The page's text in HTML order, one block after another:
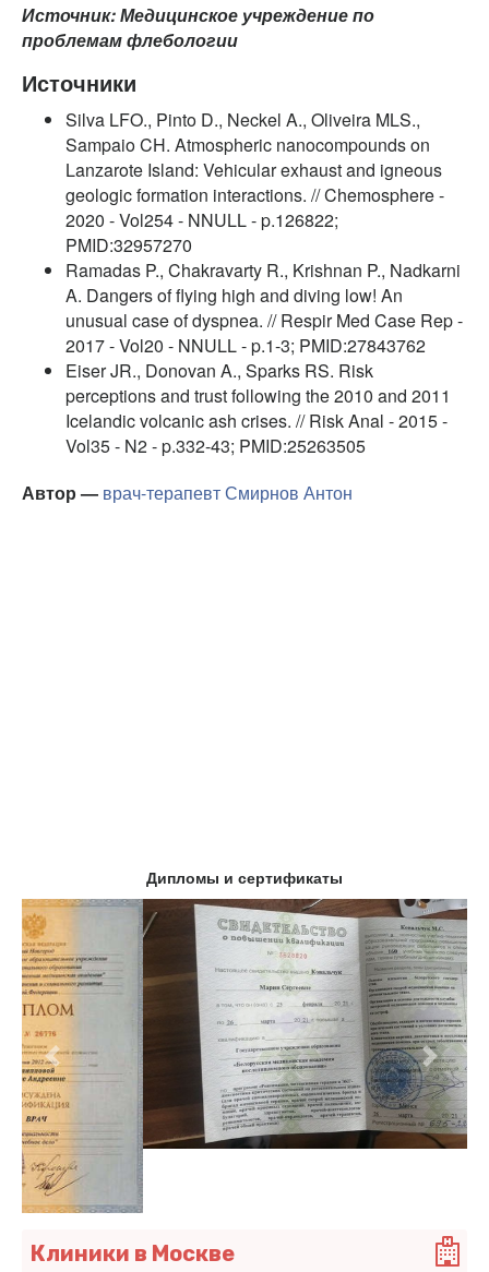
Источник:Медицинское учреждение по
проблемам флебологии
Источники
Silva LFO., Pinto D., Neckel A., Oliveira MLS.,
Sampaio CH. Atmospheric nanocompounds on
Lanzarote Island: Vehicular exhaust and igneous
geologic formation interactions. // Chemosphere -
2020 - Vol254 - NNULL - p.126822;
PMID:32957270
Ramadas P., Chakravarty R., Krishnan P., Nadkarni
A. Dangers of flying high and diving low! An
unusual case of dyspnea. // Respir Med Case Rep -
2017 - Vol20 - NNULL - p.1-3; PMID:27843762
Eiser JR., Donovan A., Sparks RS. Risk
perceptions and trust following the 2010 and 2011
Icelandic volcanic ash crises. // Risk Anal - 2015 -
Vol35 - N2 - p.332-43; PMID:25263505
Автор — врач-терапевтСмирнов Антон
Дипломы и сертификаты
Предыдущий
Клиники в Москве
Консультация ангиохирурга
Консультация флеболога